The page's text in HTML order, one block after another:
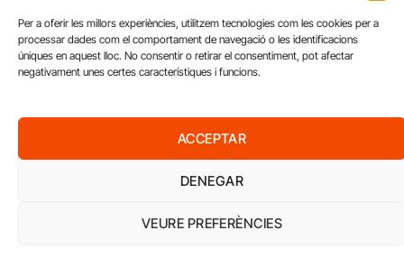
Per a oferir les millors experiències, utilitzem tecnologies com les cookies per a
processar dades com el comportament de navegació o les identificacions
úniques en aquest lloc. No consentir o retirar el consentiment, pot afectar
negativament unes certes característiques i funcions.
ACCEPTAR
DENEGAR
VEURE PREFERÈNCIES